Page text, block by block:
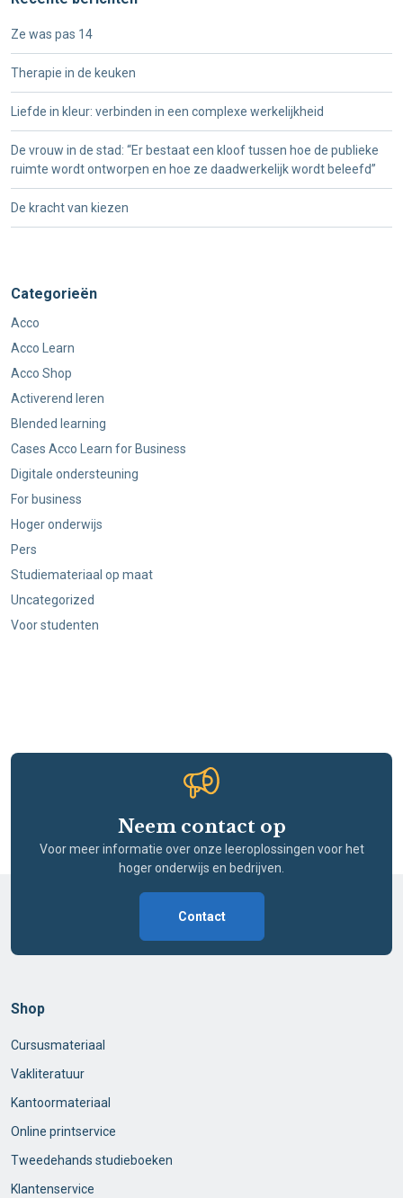
Ze was pas 14
Therapie in de keuken
Liefde in kleur: verbinden in een complexe werkelijkheid
De vrouw in de stad: “Er bestaat een kloof tussen hoe de publieke
ruimte wordt ontworpen en hoe ze daadwerkelijk wordt beleefd”
De kracht van kiezen
Categorieën
Acco
Acco Learn
Acco Shop
Activerend leren
Blended learning
Cases Acco Learn for Business
Digitale ondersteuning
For business
Hoger onderwijs
Pers
Studiemateriaal op maat
Uncategorized
Voor studenten
Neem contact op
Voor meer informatie over onze leeroplossingen voor het
hoger onderwijs en bedrijven.
Contact
Shop
Cursusmateriaal
Vakliteratuur
Kantoormateriaal
Online printservice
Tweedehands studieboeken
Klantenservice